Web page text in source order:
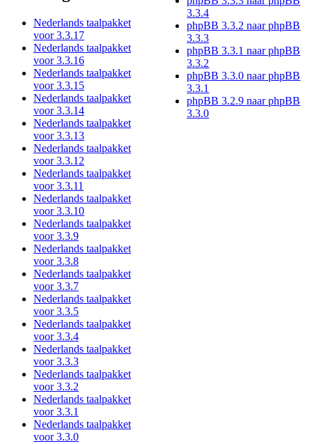
Nederlands taalpakket
voor 3.3.17
Nederlands taalpakket
voor 3.3.16
Nederlands taalpakket
voor 3.3.15
Nederlands taalpakket
voor 3.3.14
Nederlands taalpakket
voor 3.3.13
Nederlands taalpakket
voor 3.3.12
Nederlands taalpakket
voor 3.3.11
Nederlands taalpakket
voor 3.3.10
Nederlands taalpakket
voor 3.3.9
Nederlands taalpakket
voor 3.3.8
Nederlands taalpakket
voor 3.3.7
Nederlands taalpakket
voor 3.3.5
Nederlands taalpakket
voor 3.3.4
Nederlands taalpakket
voor 3.3.3
Nederlands taalpakket
voor 3.3.2
Nederlands taalpakket
voor 3.3.1
Nederlands taalpakket
voor 3.3.0
3.3.4
phpBB 3.3.2 naar phpBB
3.3.3
phpBB 3.3.1 naar phpBB
3.3.2
phpBB 3.3.0 naar phpBB
3.3.1
phpBB 3.2.9 naar phpBB
3.3.0